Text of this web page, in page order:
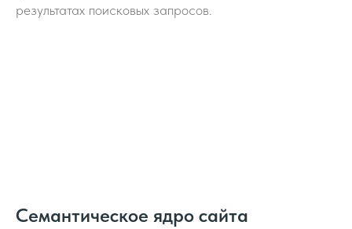
результатах поисковых запросов.
Семантическое ядро сайта